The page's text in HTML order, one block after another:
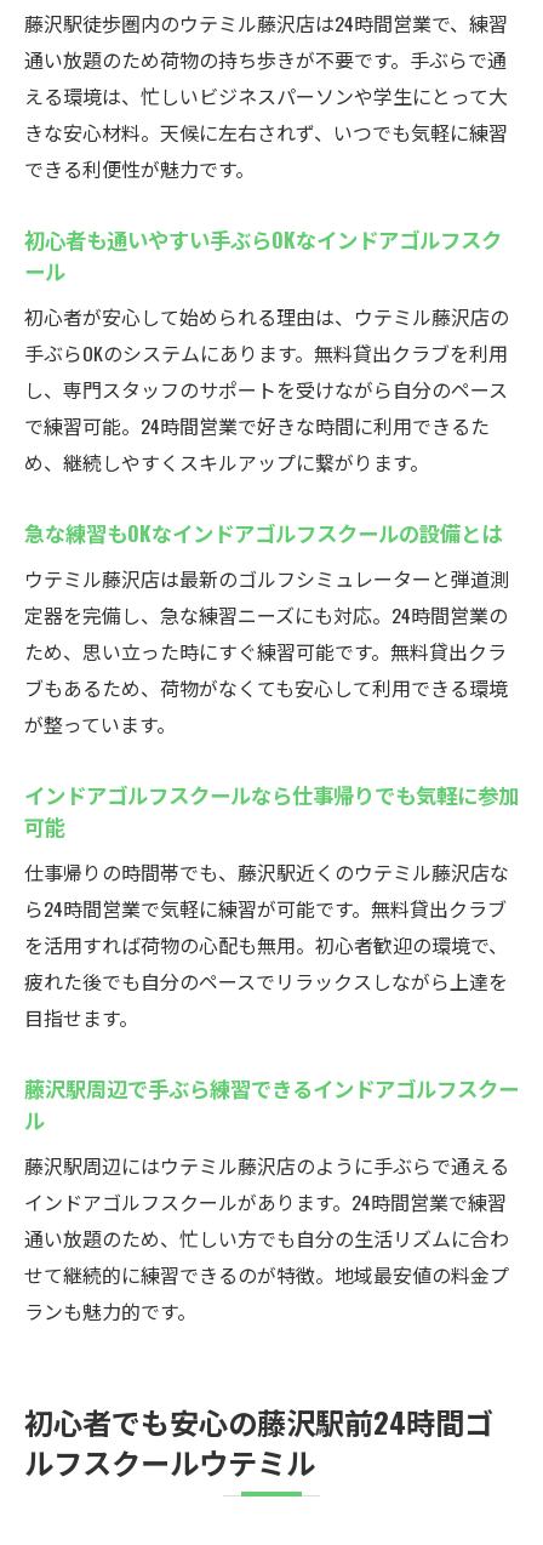
藤沢駅徒歩圏内のウテミル藤沢店は24時間営業で、練習
通い放題のため荷物の持ち歩きが不要です。手ぶらで通
える環境は、忙しいビジネスパーソンや学生にとって大
きな安心材料。天候に左右されず、いつでも気軽に練習
できる利便性が魅力です。
初心者も通いやすい手ぶらOKなインドアゴルフスク
ール
初心者が安心して始められる理由は、ウテミル藤沢店の
手ぶらOKのシステムにあります。無料貸出クラブを利用
し、専門スタッフのサポートを受けながら自分のペース
で練習可能。24時間営業で好きな時間に利用できるた
め、継続しやすくスキルアップに繋がります。
急な練習もOKなインドアゴルフスクールの設備とは
ウテミル藤沢店は最新のゴルフシミュレーターと弾道測
定器を完備し、急な練習ニーズにも対応。24時間営業の
ため、思い立った時にすぐ練習可能です。無料貸出クラ
ブもあるため、荷物がなくても安心して利用できる環境
が整っています。
インドアゴルフスクールなら仕事帰りでも気軽に参加
可能
仕事帰りの時間帯でも、藤沢駅近くのウテミル藤沢店な
ら24時間営業で気軽に練習が可能です。無料貸出クラブ
を活用すれば荷物の心配も無用。初心者歓迎の環境で、
疲れた後でも自分のペースでリラックスしながら上達を
目指せます。
藤沢駅周辺で手ぶら練習できるインドアゴルフスクー
ル
藤沢駅周辺にはウテミル藤沢店のように手ぶらで通える
インドアゴルフスクールがあります。24時間営業で練習
通い放題のため、忙しい方でも自分の生活リズムに合わ
せて継続的に練習できるのが特徴。地域最安値の料金プ
ランも魅力的です。
初心者でも安心の藤沢駅前24時間ゴ
ルフスクールウテミル